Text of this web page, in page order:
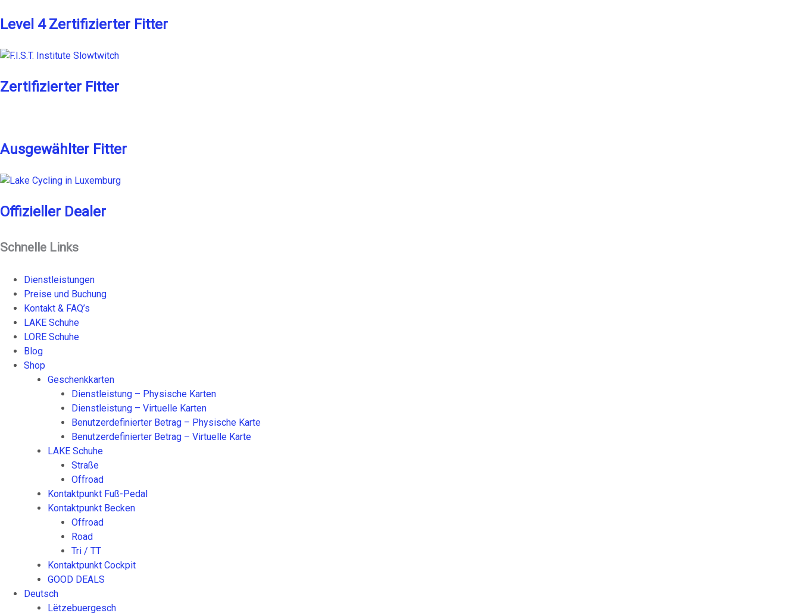
Level 4 Zertifizierter Fitter
Zertifizierter Fitter
Ausgewählter Fitter
Offizieller Dealer
Schnelle Links
Dienstleistungen
Preise und Buchung
Kontakt & FAQ’s
LAKE Schuhe
LORE Schuhe
Blog
Shop
Geschenkkarten
Dienstleistung – Physische Karten
Dienstleistung – Virtuelle Karten
Benutzerdefinierter Betrag – Physische Karte
Benutzerdefinierter Betrag – Virtuelle Karte
LAKE Schuhe
Straße
Offroad
Kontaktpunkt Fuß-Pedal
Kontaktpunkt Becken
Offroad
Road
Tri / TT
Kontaktpunkt Cockpit
GOOD DEALS
Deutsch
Lëtzebuergesch